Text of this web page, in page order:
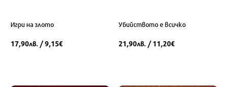
Игри на злото
17,90лв. / 9,15€
Убийството е всичко
21,90лв. / 11,20€